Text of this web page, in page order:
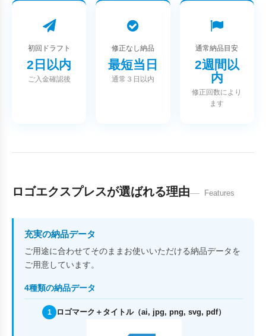
初回ドラフト
2日以内
ご入金確認後
修正なし納品
最短当日
通常３日以内
通常納品目安
2週間以
内
修正回数により
ます
ロゴエクスプレスが選ばれる理由 Features
充実の納品データ
ご用途に合わせてそのままお使いいただける納品データを
ご用意しています。
4種類の納品データ
1 ロゴマーク＋タイトル（ai, jpg, png, svg, pdf）